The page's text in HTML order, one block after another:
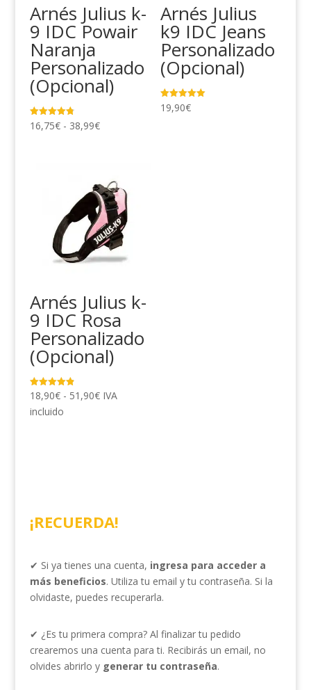
Arnés Julius k-
9 IDC Powair
Naranja
Personalizado
(Opcional)
Valorado
con
16,75€ - 38,99€Rango
16,75€
hasta
38,99€
Arnés Julius
k9 IDC Jeans
Personalizado
(Opcional)
Valorado
con
19,90€
Arnés Julius k-
9 IDC Rosa
Personalizado
(Opcional)
Valorado
con
4.91
18,90€ - 51,90€Rango
IVA
incluido
¡RECUERDA!
✔ Si ya tienes una cuenta, ingresa para acceder a
más beneficios. Utiliza tu email y tu contraseña. Si la
olvidaste, puedes recuperarla.
✔ ¿Es tu primera compra? Al finalizar tu pedido
crearemos una cuenta para ti. Recibirás un email, no
olvides abrirlo y generar tu contraseña.